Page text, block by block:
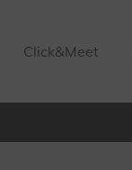
Click&Meet